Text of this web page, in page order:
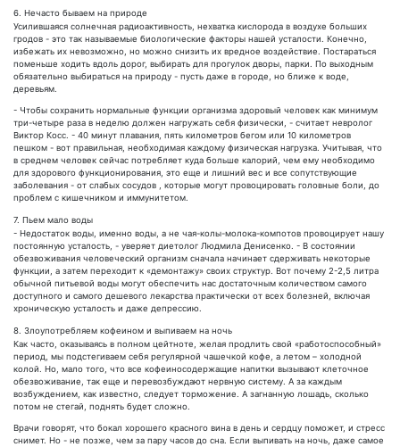
6. Нечасто бываем на природе
Усилившаяся солнечная радиоактивность, нехватка кислорода в воздухе больших
гродов - это так называемые биологические факторы нашей усталости. Конечно,
избежать их невозможно, но можно снизить их вредное воздействие. Постараться
поменьше ходить вдоль дорог, выбирать для прогулок дворы, парки. По выходным
обязательно выбираться на природу - пусть даже в городе, но ближе к воде,
деревьям.
- Чтобы сохранить нормальные функции организма здоровый человек как минимум
три-четыре раза в неделю должен нагружать себя физически, - считает невролог
Виктор Косс. - 40 минут плавания, пять километров бегом или 10 километров
пешком - вот правильная, необходимая каждому физическая нагрузка. Учитывая, что
в среднем человек сейчас потребляет куда больше калорий, чем ему необходимо
для здорового функционирования, это еще и лишний вес и все сопутствующие
заболевания - от слабых сосудов , которые могут провоцировать головные боли, до
проблем с кишечником и иммунитетом.
7. Пьем мало воды
- Недостаток воды, именно воды, а не чая-колы-молока-компотов провоцирует нашу
постоянную усталость, - уверяет диетолог Людмила Денисенко. - В состоянии
обезвоживания человеческий организм сначала начинает сдерживать некоторые
функции, а затем переходит к «демонтажу» своих структур. Вот почему 2-2,5 литра
обычной питьевой воды могут обеспечить нас достаточным количеством самого
доступного и самого дешевого лекарства практически от всех болезней, включая
хроническую усталость и даже депрессию.
8. Злоупотребляем кофеином и выпиваем на ночь
Как часто, оказываясь в полном цейтноте, желая продлить свой «работоспособный»
период, мы подстегиваем себя регулярной чашечкой кофе, а летом – холодной
колой. Но, мало того, что все кофеиносодержащие напитки вызывают клеточное
обезвоживание, так еще и перевозбуждают нервную систему. А за каждым
возбуждением, как известно, следует торможение. А загнанную лошадь, сколько
потом не стегай, поднять будет сложно.
Врачи говорят, что бокал хорошего красного вина в день и сердцу поможет, и стресс
снимет. Но - не позже, чем за пару часов до сна. Если выпивать на ночь, даже самое